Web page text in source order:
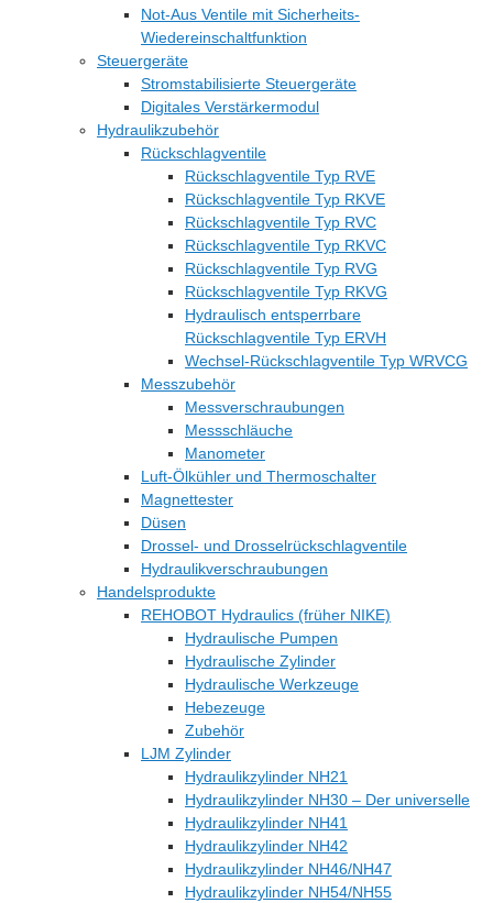
Not-Aus Ventile mit Sicherheits-
Wiedereinschaltfunktion
Steuergeräte
Stromstabilisierte Steuergeräte
Digitales Verstärkermodul
Hydraulikzubehör
Rückschlagventile
Rückschlagventile Typ RVE
Rückschlagventile Typ RKVE
Rückschlagventile Typ RVC
Rückschlagventile Typ RKVC
Rückschlagventile Typ RVG
Rückschlagventile Typ RKVG
Hydraulisch entsperrbare
Rückschlagventile Typ ERVH
Wechsel-Rückschlagventile Typ WRVCG
Messzubehör
Messverschraubungen
Messschläuche
Manometer
Luft-Ölkühler und Thermoschalter
Magnettester
Düsen
Drossel- und Drosselrückschlagventile
Hydraulikverschraubungen
Handelsprodukte
REHOBOT Hydraulics (früher NIKE)
Hydraulische Pumpen
Hydraulische Zylinder
Hydraulische Werkzeuge
Hebezeuge
Zubehör
LJM Zylinder
Hydraulikzylinder NH21
Hydraulikzylinder NH30 – Der universelle
Hydraulikzylinder NH41
Hydraulikzylinder NH42
Hydraulikzylinder NH46/NH47
Hydraulikzylinder NH54/NH55